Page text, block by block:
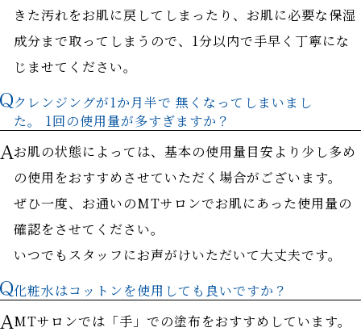
きた汚れをお肌に戻してしまったり、お肌に必要な保湿
成分まで取ってしまうので、1分以内で手早く丁寧にな
じませてください。
クレンジングが1か月半で 無くなってしまいまし
た。 1回の使用量が多すぎますか？
お肌の状態によっては、基本の使用量目安より少し多め
の使用をおすすめさせていただく場合がございます。
ぜひ一度、お通いのMTサロンでお肌にあった使用量の
確認をさせてください。
いつでもスタッフにお声がけいただいて大丈夫です。
化粧水はコットンを使用しても良いですか？
MTサロンでは「手」での塗布をおすすめしています。